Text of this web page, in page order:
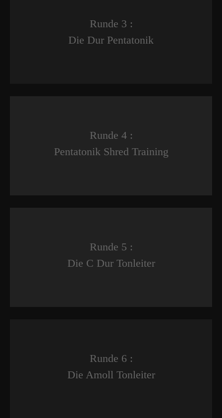
Runde 3 :
Die Dur Pentatonik
Runde 4 :
Pentatonik Shred Training
Runde 5 :
Die C Dur Tonleiter
Runde 6 :
Die Amoll Tonleiter